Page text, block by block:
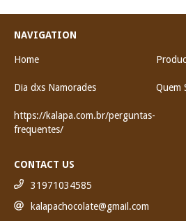
NAVIGATION
Home
Dia dxs Namorades Quem
https://kalapa.com.br/perguntas-
frequentes/
CONTACT US
31971034585
kalapachocolate@gmail.com